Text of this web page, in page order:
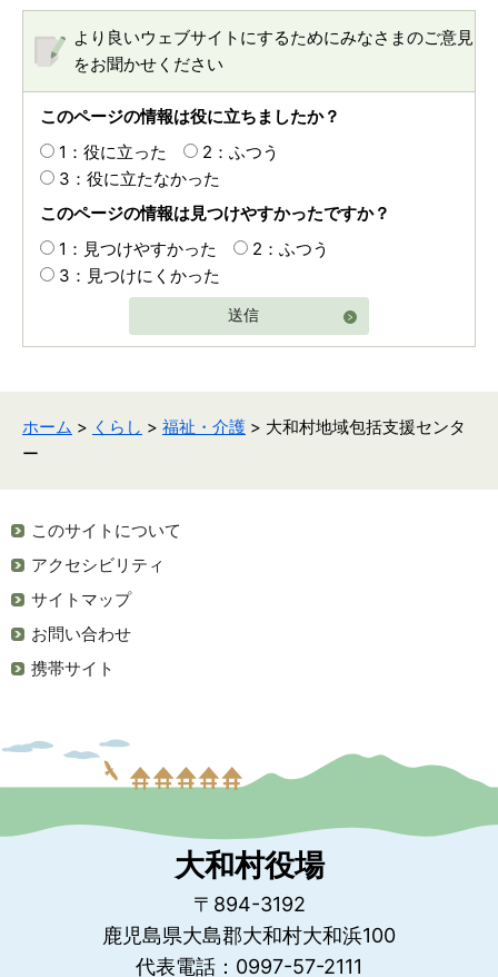
より良いウェブサイトにするためにみなさまのご意見
をお聞かせください
このページの情報は役に立ちましたか？
1：役に立った
2：ふつう
3：役に立たなかった
このページの情報は見つけやすかったですか？
1：見つけやすかった
2：ふつう
3：見つけにくかった
送信
ホーム > くらし > 福祉・介護 > 大和村地域包括支援センタ
ー
このサイトについて
アクセシビリティ
サイトマップ
お問い合わせ
携帯サイト
大和村役場
〒894-3192
鹿児島県大島郡大和村大和浜100
代表電話：0997-57-2111